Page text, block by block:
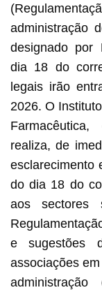
administração
designado por
dia 18 do
legais irão
2026. O
realiza, de
esclarecimento
do dia 18 do
aos sectores
e sugestões
associações